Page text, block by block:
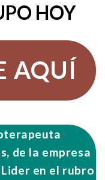
HOY
AQUÍ
de la empresa
Lider en el rubro